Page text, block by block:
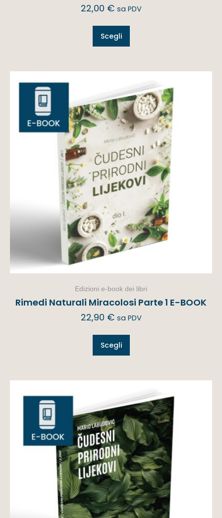
22,00 € sa PDV
Scegli
Edizioni e-book dei libri
Rimedi Naturali Miracolosi Parte 1 E-BOOK
22,90 € sa PDV
Scegli